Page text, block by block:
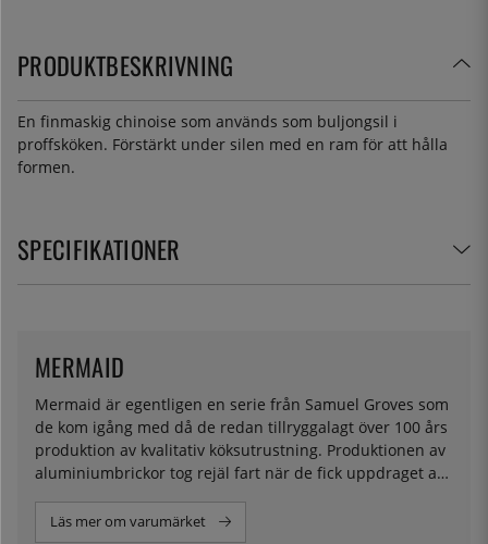
PRODUKTBESKRIVNING
En finmaskig chinoise som används som buljongsil i
proffsköken. Förstärkt under silen med en ram för att hålla
formen.
SPECIFIKATIONER
Mermaid är egentligen en serie från Samuel Groves som
de kom igång med då de redan tillryggalagt över 100 års
produktion av kvalitativ köksutrustning. Produktionen av
aluminiumbrickor tog rejäl fart när de fick uppdraget att
världskriget, och några år senare utvecklade de utbudet
MERMAID
Läs mer om varumärket